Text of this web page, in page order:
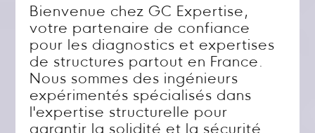
Bienvenue chez GC Expertise,
votre partenaire de confiance
pour les diagnostics et expertises
de structures partout en France.
Nous sommes des ingénieurs
expérimentés spécialisés dans
l'expertise structurelle pour
garantir la solidité et la sécurité